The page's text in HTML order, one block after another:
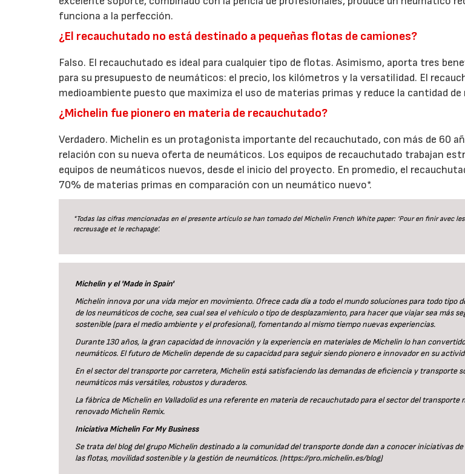
funciona a la perfección.
¿El recauchutado no está destinado a pequeñas flotas de camiones?
Falso. El recauchutado es ideal para cualquier tipo de flotas. Asimismo, aporta tres
para su presupuesto de neumáticos: el precio, los kilómetros y la versatilidad. El
medioambiente puesto que maximiza el uso de materias primas y reduce la cantidad de
¿Michelin fue pionero en materia de recauchutado?
Verdadero. Michelin es un protagonista importante del recauchutado, con más de 60
relación con su nueva oferta de neumáticos. Los equipos de recauchutado trabajan
equipos de neumáticos nuevos, desde el inicio del proyecto. En promedio, el
70% de materias primas en comparación con un neumático nuevo*.
*Todas las cifras mencionadas en el presente artículo se han tomado del Michelin French White paper: ‘Pour en finir avec
recreusage et le rechapage’.
Michelin y el 'Made in Spain'
Michelin innova por una vida mejor en movimiento. Ofrece cada día a todo el mundo soluciones para todo tipo
de los neumáticos de coche, sea cual sea el vehículo o tipo de desplazamiento, para hacer que viajar sea más
sostenible (para el medio ambiente y el profesional), fomentando al mismo tiempo nuevas experiencias.
Durante 130 años, la gran capacidad de innovación y la experiencia en materiales de Michelin lo han
neumáticos. El futuro de Michelin depende de su capacidad para seguir siendo pionero e innovador en su
En el sector del transporte por carretera, Michelin está satisfaciendo las demandas de eficiencia y transporte
neumáticos más versátiles, robustos y duraderos.
La fábrica de Michelin en Valladolid es una referente en materia de recauchutado para el sector del transporte
renovado Michelin Remix.
Iniciativa Michelin For My Business
Se trata del blog del grupo Michelin destinado a la comunidad del transporte donde dan a conocer iniciativas
las flotas, movilidad sostenible y la gestión de neumáticos. (https://pro.michelin.es/blog)